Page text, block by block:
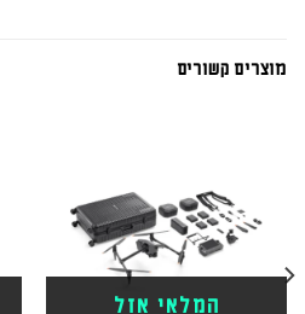
מוצרים קשורים
המלאי אזל